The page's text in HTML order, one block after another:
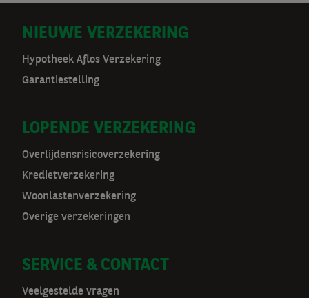
D
o
r
m
a
t
a
v
NIEUWE VERZEKERING
Hypotheek Aflos Verzekering
Garantiestelling
LOPENDE VERZEKERING
Overlijdensrisicoverzekering
Kredietverzekering
Woonlastenverzekering
Overige verzekeringen
SERVICE & CONTACT
Veelgestelde vragen